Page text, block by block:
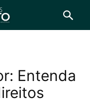
Entenda